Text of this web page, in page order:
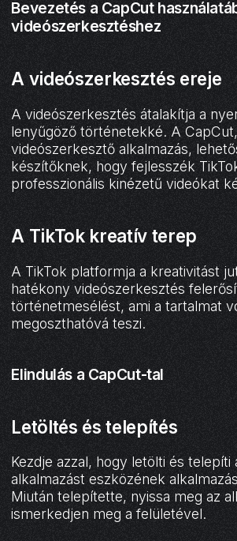
Bevezetés a CapCut
videószerkesztéshez
A videószerkesztés ereje
A videószerkesztés átalakítja a
lenyűgöző történetekké. A
videószerkesztő alkalmazás,
készítőknek, hogy fejlesszék
professzionális kinézetű videókat
A TikTok kreatív terep
A TikTok platformja a kreativitást
hatékony videószerkesztés
történetmesélést, ami a tartalmat
megoszthatóvá teszi.
Elindulás a CapCut-tal
Letöltés és telepítés
Kezdje azzal, hogy letölti és telepíti
alkalmazást eszközének
Miután telepítette, nyissa meg az
ismerkedjen meg a felületével.